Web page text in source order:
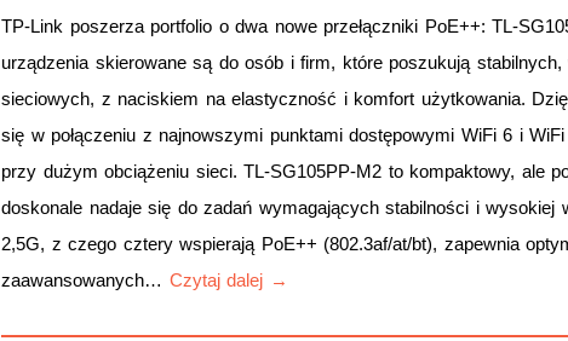
TP-Link poszerza portfolio o dwa nowe przełączniki PoE++: TL-
urządzenia skierowane są do osób i firm, które poszukują
sieciowych, z naciskiem na elastyczność i komfort użytkowania.
się w połączeniu z najnowszymi punktami dostępowymi WiFi 6 i
przy dużym obciążeniu sieci. TL-SG105PP-M2 to kompaktowy, ale
doskonale nadaje się do zadań wymagających stabilności i wysokiej
2,5G, z czego cztery wspierają PoE++ (802.3af/at/bt), zapewnia
zaawansowanych… Czytaj dalej →